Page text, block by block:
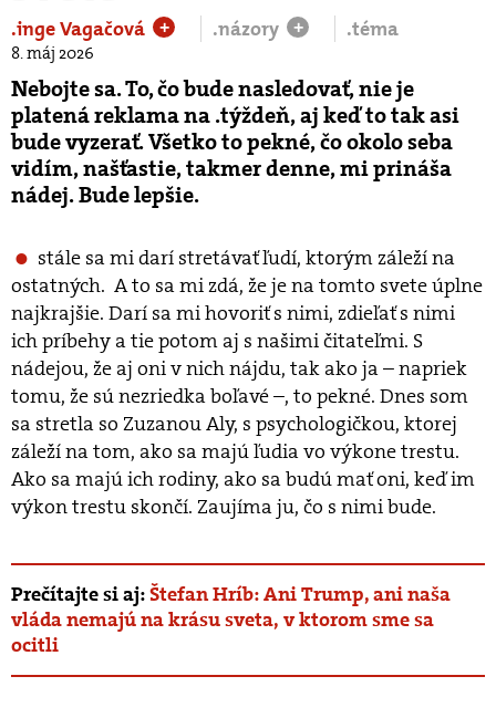
.inge Vagačová + .názory + .téma
8. máj 2026
Nebojte sa. To, čo bude nasledovať, nie je
platená reklama na .týždeň, aj keď to tak asi
bude vyzerať. Všetko to pekné, čo okolo seba
vidím, našťastie, takmer denne, mi prináša
nádej. Bude lepšie.
stále sa mi darí stretávať ľudí, ktorým záleží na
ostatných. A to sa mi zdá, že je na tomto svete úplne
najkrajšie. Darí sa mi hovoriť s nimi, zdieľať s nimi
ich príbehy a tie potom aj s našimi čitateľmi. S
nádejou, že aj oni v nich nájdu, tak ako ja – napriek
tomu, že sú nezriedka boľavé –, to pekné. Dnes som
sa stretla so Zuzanou Aly, s psychologičkou, ktorej
záleží na tom, ako sa majú ľudia vo výkone trestu.
Ako sa majú ich rodiny, ako sa budú mať oni, keď im
výkon trestu skončí. Zaujíma ju, čo s nimi bude.
Prečítajte si aj:Štefan Hríb: Ani Trump, ani naša
vláda nemajú na krásu sveta, v ktorom sme sa
ocitli